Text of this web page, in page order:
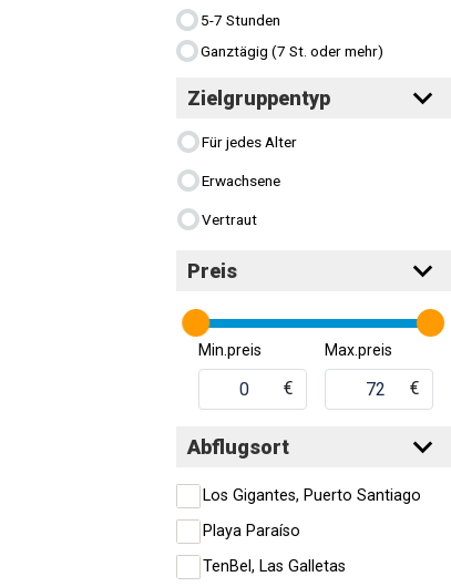
5-7 Stunden
Ganztägig (7 St. oder mehr)
Zielgruppentyp
Für jedes Alter
Erwachsene
Vertraut
Preis
Min.preis
€
Max.preis
€
Abflugsort
Los Gigantes, Puerto Santiago
Playa Paraíso
TenBel, Las Galletas